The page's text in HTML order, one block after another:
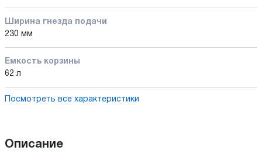
Ширина гнезда подачи
230 мм
Емкость корзины
62 л
Посмотреть все характеристики
Описание